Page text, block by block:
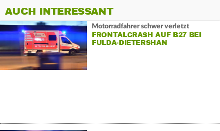
AUCH INTERESSANT
Motorradfahrer schwer verletzt
FRONTALCRASH AUF B27 BEI
FULDA-DIETERSHAN